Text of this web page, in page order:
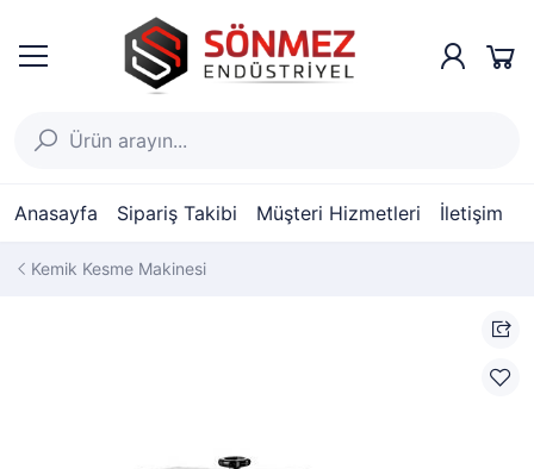
Anasayfa Sipariş Takibi Müşteri Hizmetleri İletişim
Kemik Kesme Makinesi